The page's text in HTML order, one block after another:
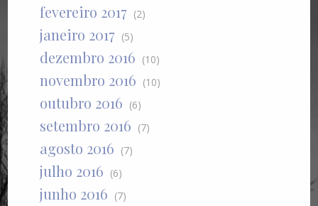
fevereiro 2017 (2)
janeiro 2017 (5)
dezembro 2016 (10)
novembro 2016 (10)
outubro 2016 (6)
setembro 2016 (7)
agosto 2016 (7)
julho 2016 (6)
junho 2016 (7)